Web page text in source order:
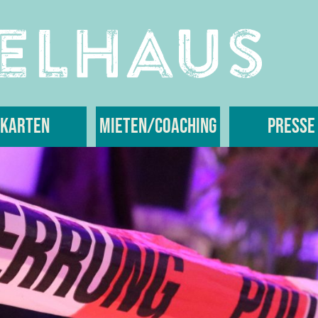
Karten Mieten/Coaching Presse